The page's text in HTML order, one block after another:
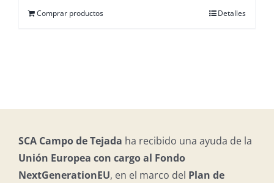
Comprar productos Detalles
SCA Campo de Tejada ha recibido una ayuda de la
Unión Europea con cargo al Fondo
NextGenerationEU, en el marco del Plan de